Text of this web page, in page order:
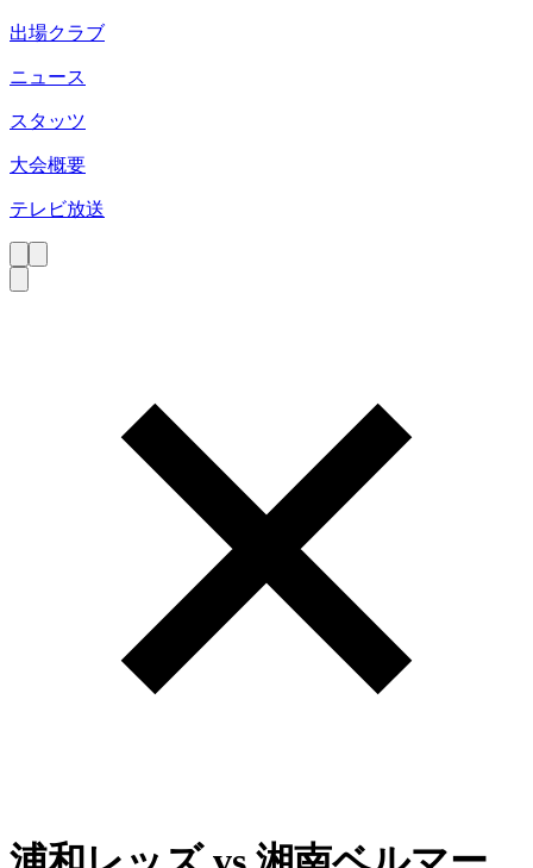
出場クラブ
ニュース
スタッツ
大会概要
テレビ放送